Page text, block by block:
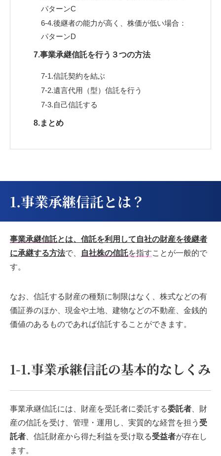
パターンC
6-4.後継者の能力が高く、株価が低い場合：
パターンD
7.事業承継信託を行う３つの方法
7-1.信託契約を結ぶ
7-2.遺言代用（型）信託を行う
7-3.自己信託する
8.まとめ
1.事業承継信託とは？
事業承継信託とは、信託を利用して自社の財産を後継者
に承継する方法で、 自社株の信託を指すことが一般的で
す。
なお、信託する財産の種類に制限はなく、株式などの有
価証券のほか、現金や土地、建物などの不動産、金銭的
価値のあるものであれば信託することができます。
1-1.事業承継信託の基本的なしくみ
事業承継信託には、財産を受託者に委託する委託者
財
産の信託を受け、管理・運用し、実質的な経営を担う 受
託者
信託財産から得た利益を受け取る受益者が存在し
ます。